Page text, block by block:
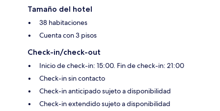
Tamaño del hotel
38 habitaciones
Cuenta con 3 pisos
Check-in/check-out
Inicio de check-in: 15:00. Fin de check-in: 21:00
Check-in sin contacto
Check-in anticipado sujeto a disponibilidad
Check-in extendido sujeto a disponibilidad